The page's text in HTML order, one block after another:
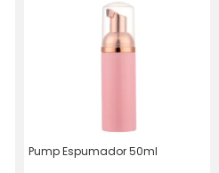
Pump Espumador 50ml